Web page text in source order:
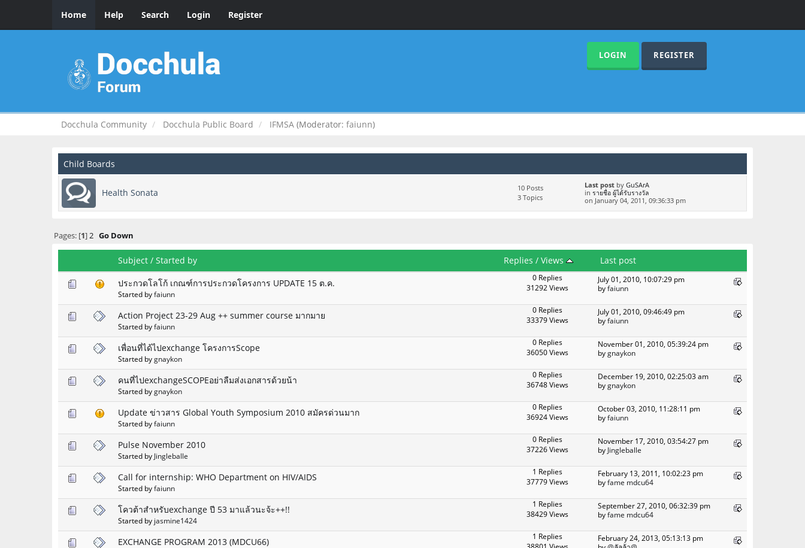
Home Help Search Login Register
LOGIN REGISTER
Docchula Community Docchula Public Board IFMSA (Moderator: faiunn)
Child Boards
Health Sonata
10 Posts
3 Topics
Last post by GuSArA
in รายชื่อ ผู้ได้รับรางวัล
on January 04, 2011, 09:36:33 pm
Pages: [1]2 Go Down
Subject / Started by Replies / Views
Last post
ประกวดโลโก้ เกณฑ์การประกวดโครงการ UPDATE 15 ต.ค.
Started byfaiunn
0 Replies
31292 Views
July 01, 2010, 10:07:29 pm
byfaiunn
Action Project 23-29 Aug ++ summer course มากมาย
Started byfaiunn
0 Replies
33379 Views
July 01, 2010, 09:46:49 pm
byfaiunn
เพื่อนที่ได้ไปexchange โครงการScope
Started bygnaykon
0 Replies
36050 Views
November 01, 2010, 05:39:24 pm
bygnaykon
คนที่ไปexchangeSCOPEอย่าลืมส่งเอกสารด้วยน้า
Started bygnaykon
0 Replies
36748 Views
December 19, 2010, 02:25:03 am
bygnaykon
Update ข่าวสาร Global Youth Symposium 2010 สมัครด่วนมาก
Started byfaiunn
0 Replies
36924 Views
October 03, 2010, 11:28:11 pm
byfaiunn
Pulse November 2010
Started by Jingleballe
0 Replies
37226 Views
November 17, 2010, 03:54:27 pm
by Jingleballe
Call for internship: WHO Department on HIV/AIDS
Started byfaiunn
1 Replies
37779 Views
February 13, 2011, 10:02:23 pm
byfame mdcu64
โควต้าสำหรับexchange ปี 53 มาแล้วนะจ้ะ++!!
Started by jasmine1424
1 Replies
38429 Views
September 27, 2010, 06:32:39 pm
byfame mdcu64
EXCHANGE PROGRAM 2013 (MDCU66)
1 Replies
February 24, 2013, 05:13:13 pm